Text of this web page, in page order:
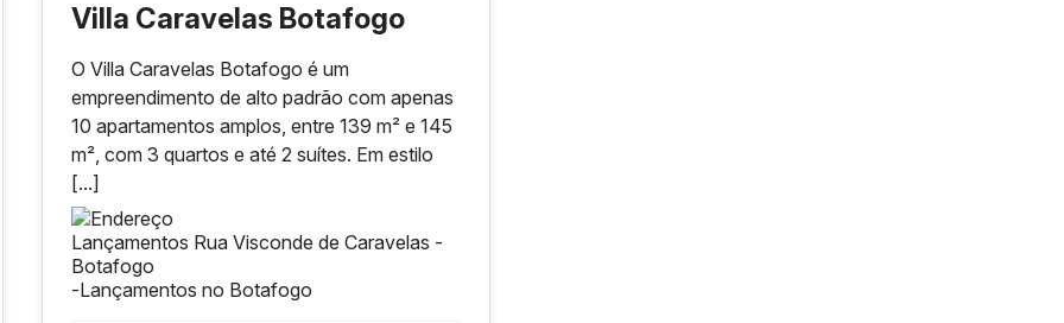
Villa Caravelas Botafogo
O Villa Caravelas Botafogo é um
empreendimento de alto padrão com apenas
10 apartamentos amplos, entre 139 m² e 145
m², com 3 quartos e até 2 suítes. Em estilo
[...]
Lançamentos Rua Visconde de Caravelas -
Botafogo
-Lançamentos no Botafogo